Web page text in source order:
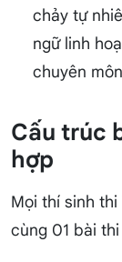
chảy tự
ngữ linh
chuyên
Cấu trúc
hợp
Mọi thí sinh thi
cùng 01 bài